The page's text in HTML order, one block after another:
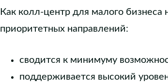
Как колл-центр для малого бизнеса
приоритетных направлений:
сводится к минимуму
поддерживается высокий